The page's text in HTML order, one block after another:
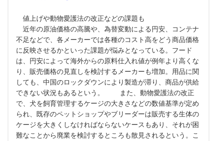
値上げや動物愛護法の改正などの課題も
近年の原油価格の高騰や、為替変動による円安、コンテナ
不足などで、各メーカーでは各種のコスト高をどう商品価格
に反映させるかといった課題が悩みとなっている。フード
は、円安によって海外からの原料仕入れ値が例年より高くな
り、販売価格の見直しを検討するメーカーも増加。用品に関
しても、中国のロックダウンにより製造が滞り、商品が供給
できない状況もあるという。 また、動物愛護法の改正
で、犬を飼育管理するケージの大きさなどの数値基準が定め
られ、既存のペットショップやブリーダーは販売する生体の
ケージを大きくしなければならないケースもあり、それが困
難なことから廃業を検討するところも散見されるという。こ